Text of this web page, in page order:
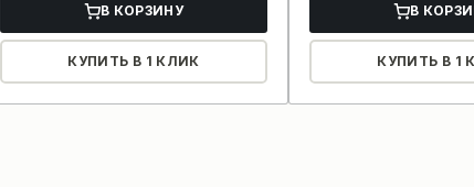
В КОРЗИНУ
КУПИТЬ В 1 КЛИК
В
КУПИТЬ В 1